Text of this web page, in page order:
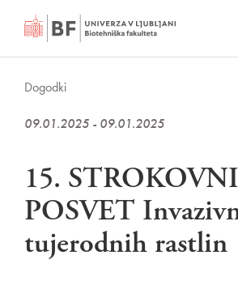
Dogodki
09.01.2025 - 09.01.2025
15. STROKOVNI
POSVET
tujerodnih rastlin